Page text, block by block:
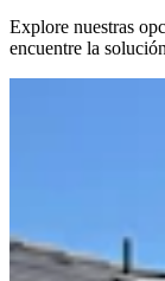
Explore nuestras
encuentre la